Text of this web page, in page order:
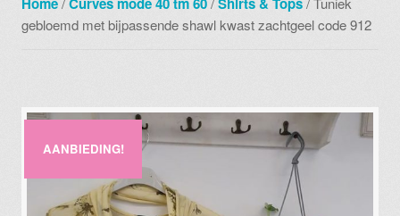
Home Curves mode 40 tm 60 Shirts & Tops
gebloemd met bijpassende shawl kwast zachtgeel code 912
AANBIEDING!